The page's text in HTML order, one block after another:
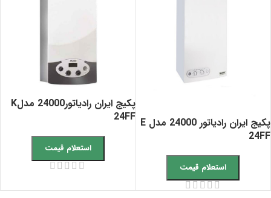
پکیج ایران رادیاتور 24000 مدل E
24FF
استعلام قیمت
پکیج ایران رادیاتور24000 مدلK
24FF
استعلام قیمت